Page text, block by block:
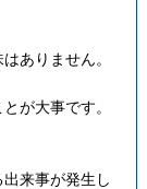
ありません。
が大事です。
来事が発生し